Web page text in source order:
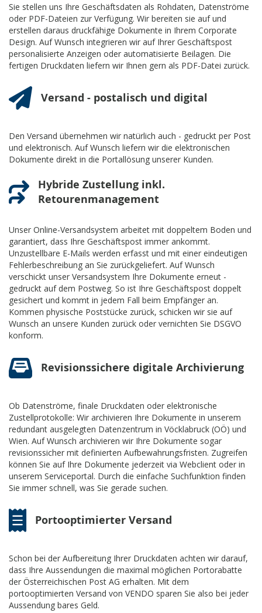
Sie stellen uns Ihre Geschäftsdaten als Rohdaten, Datenströme
oder PDF-Dateien zur Verfügung. Wir bereiten sie auf und
erstellen daraus druckfähige Dokumente in Ihrem Corporate
Design. Auf Wunsch integrieren wir auf Ihrer Geschäftspost
personalisierte Anzeigen oder automatisierte Beilagen. Die
fertigen Druckdaten liefern wir Ihnen gern als PDF-Datei zurück.
Versand - postalisch und digital
Den Versand übernehmen wir natürlich auch - gedruckt per Post
und elektronisch. Auf Wunsch liefern wir die elektronischen
Dokumente direkt in die Portallösung unserer Kunden.
Hybride Zustellung inkl.
Retourenmanagement
Unser Online-Versandsystem arbeitet mit doppeltem Boden und
garantiert, dass Ihre Geschäftspost immer ankommt.
Unzustellbare E-Mails werden erfasst und mit einer eindeutigen
Fehlerbeschreibung an Sie zurückgeliefert. Auf Wunsch
verschickt unser Versandsystem Ihre Dokumente erneut -
gedruckt auf dem Postweg. So ist Ihre Geschäftspost doppelt
gesichert und kommt in jedem Fall beim Empfänger an.
Kommen physische Poststücke zurück, schicken wir sie auf
Wunsch an unsere Kunden zurück oder vernichten Sie DSGVO
konform.
Revisionssichere digitale Archivierung
Ob Datenströme, finale Druckdaten oder elektronische
Zustellprotokolle: Wir archivieren Ihre Dokumente in unserem
redundant ausgelegten Datenzentrum in Vöcklabruck (OÖ) und
Wien. Auf Wunsch archivieren wir Ihre Dokumente sogar
revisionssicher mit definierten Aufbewahrungsfristen. Zugreifen
können Sie auf Ihre Dokumente jederzeit via Webclient oder in
unserem Serviceportal. Durch die einfache Suchfunktion finden
Sie immer schnell, was Sie gerade suchen.
Portooptimierter Versand
Schon bei der Aufbereitung Ihrer Druckdaten achten wir darauf,
dass Ihre Aussendungen die maximal möglichen Portorabatte
der Österreichischen Post AG erhalten. Mit dem
portooptimierten Versand von VENDO sparen Sie also bei jeder
Aussendung bares Geld.